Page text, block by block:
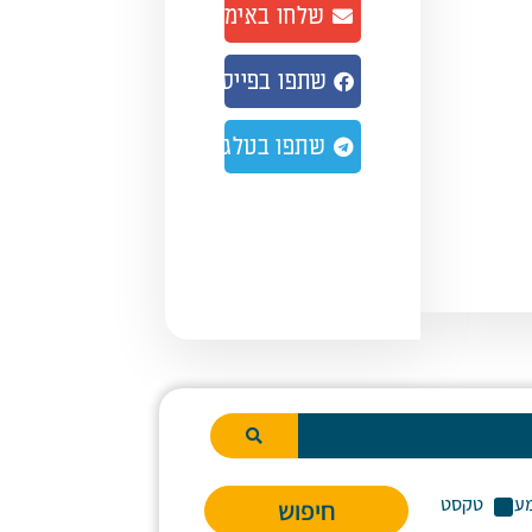
שלחו באימייל
שתפו בפייסבוק
שתפו בטלגרם
טקסט חיפוש